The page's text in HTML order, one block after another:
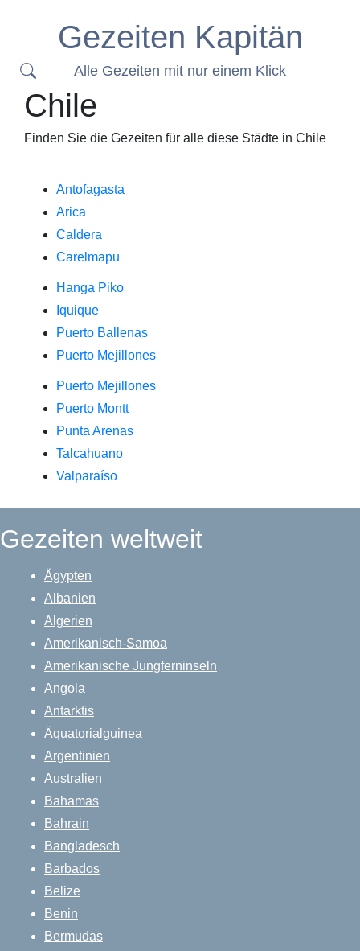
Gezeiten Kapitän
Alle Gezeiten mit nur einem Klick
Chile
Finden Sie die Gezeiten für alle diese Städte in Chile
Antofagasta
Arica
Caldera
Carelmapu
Hanga Piko
Iquique
Puerto Ballenas
Puerto Mejillones
Puerto Mejillones
Puerto Montt
Punta Arenas
Talcahuano
Valparaíso
Gezeiten weltweit
Ägypten
Albanien
Algerien
Amerikanisch-Samoa
Amerikanische Jungferninseln
Angola
Antarktis
Äquatorialguinea
Argentinien
Australien
Bahamas
Bahrain
Bangladesch
Barbados
Belize
Benin
Bermudas